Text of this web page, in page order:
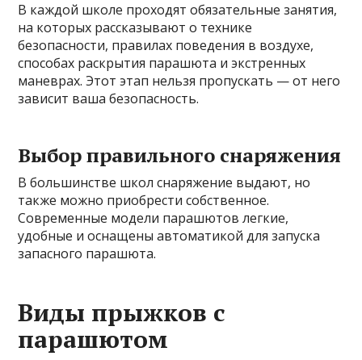
В каждой школе проходят обязательные занятия,
на которых рассказывают о технике
безопасности, правилах поведения в воздухе,
способах раскрытия парашюта и экстренных
маневрах. Этот этап нельзя пропускать — от него
зависит ваша безопасность.
Выбор правильного снаряжения
В большинстве школ снаряжение выдают, но
также можно приобрести собственное.
Современные модели парашютов легкие,
удобные и оснащены автоматикой для запуска
запасного парашюта.
Виды прыжков с
парашютом